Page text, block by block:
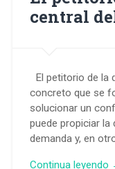
central
El petitorio de la
concreto que se
solucionar un
puede propiciar la
demanda y, en
Continua leyendo